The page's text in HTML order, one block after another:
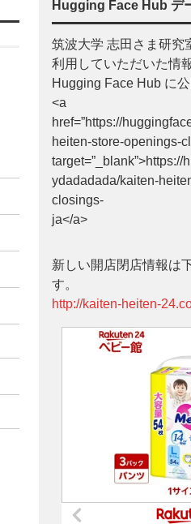
Hugging Face Hub デ
筑波大学 志田さま研究
利用していただいた情
Hugging Face Hub に公
<a
href=”https://
heiten-store-openings-
ydadadada/kaiten-
closings-
ja</a>
新しい開店閉店情報は
す。
http://kaiten-heiten-